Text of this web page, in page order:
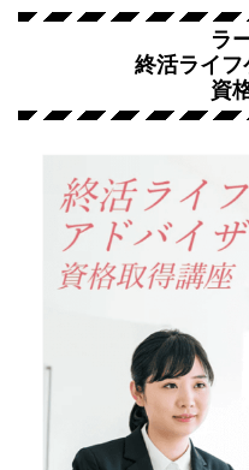
ラ
終活ライ
資